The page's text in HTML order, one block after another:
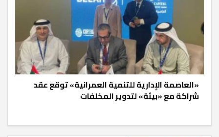
«العاصمة الإدارية للتنمية العمرانية» توقع عقد
شراكة مع «بيئة» لتدوير المخلفات